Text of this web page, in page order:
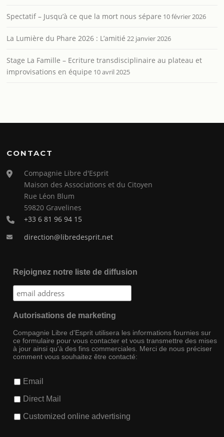
Spectatif – Jusqu’à ce que la mort nous sépare 10 février 2026
La Lumière du Phare 2026 : L’amitié 22 janvier 2026
Stage La Famille – Ecriture transdisciplinaire au plateau et
improvisations en équipe 10 avril 2025
CONTACT
Compagnie Libre d'Esprit
Maison des Associations et du Citoyen
Rue Léon Blum
59820 Gravelines
+33 6 81 96 94 15
direction@libredesprit.net
Rejoignez notre liste de diffusion
Autorisations de marketing
Compagnie Libre d'Esprit utilisera les informations fournies sur
ce formulaire pour vous contacter et vous transmettre des mises
à jour ainsi qu'à des fins commerciales. Merci de nous préciser
comment vous souhaitez être contacté:
Email
Direct Mail
Customized online advertising